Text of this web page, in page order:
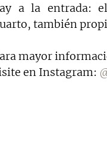
a la entrada:
también
mayor
en Instagram: